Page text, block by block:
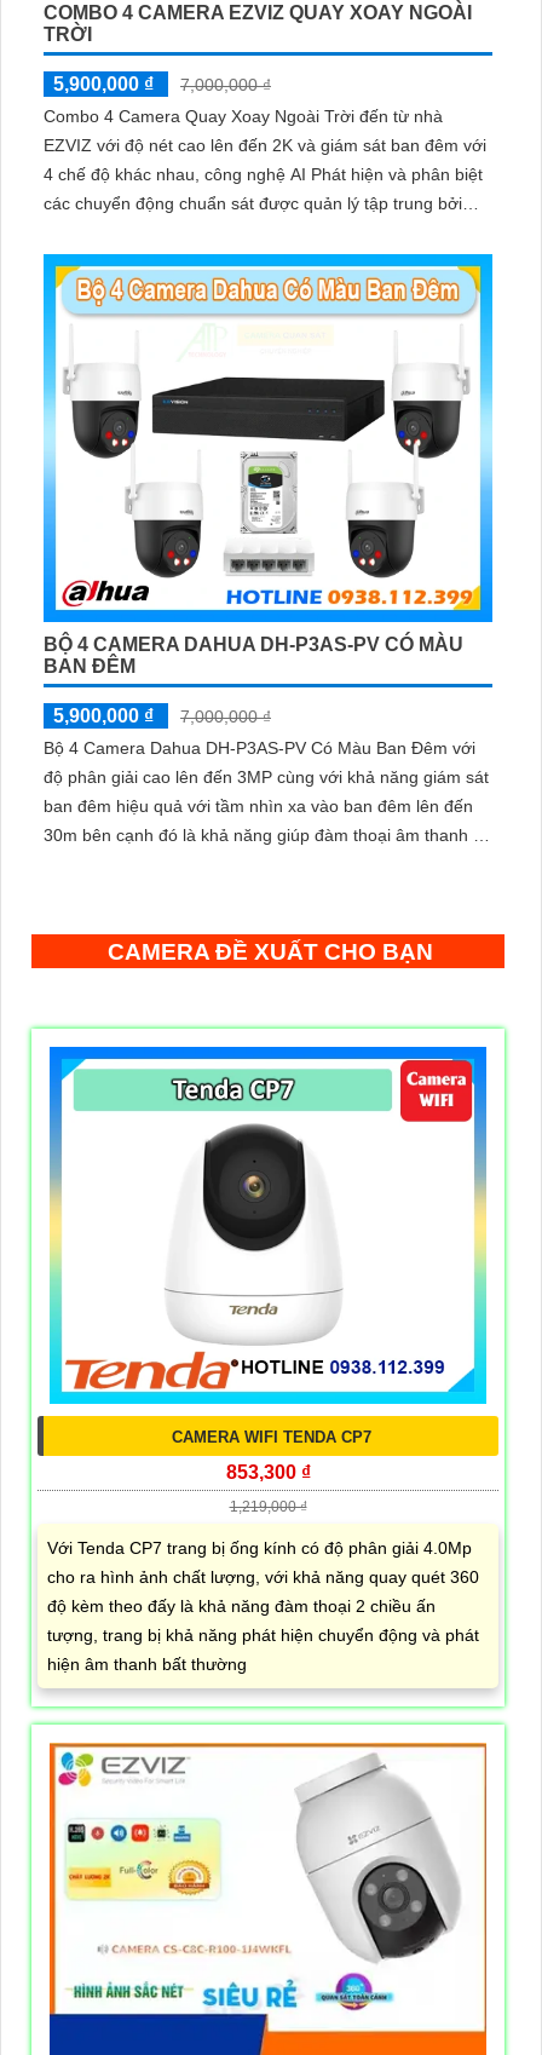
COMBO 4 CAMERA EZVIZ QUAY XOAY NGOÀI
TRỜI
5,900,000 ₫
7,000,000 ₫
Combo 4 Camera Quay Xoay Ngoài Trời đến từ nhà
EZVIZ với độ nét cao lên đến 2K và giám sát ban đêm với
4 chế độ khác nhau, công nghệ AI Phát hiện và phân biệt
các chuyển động chuẩn sát được quản lý tập trung bởi
BỘ 4 CAMERA DAHUA DH-P3AS-PV CÓ MÀU
BAN ĐÊM
5,900,000 ₫
7,000,000 ₫
Bộ 4 Camera Dahua DH-P3AS-PV Có Màu Ban Đêm với
độ phân giải cao lên đến 3MP cùng với khả năng giám sát
ban đêm hiệu quả với tầm nhìn xa vào ban đêm lên đến
30m bên cạnh đó là khả năng giúp đàm thoại âm thanh 2
CAMERA ĐỀ XUẤT CHO BẠN
CAMERA WIFI TENDA CP7
853,300 ₫
1,219,000 ₫
Với Tenda CP7 trang bị ống kính có độ phân giải 4.0Mp
cho ra hình ảnh chất lượng, với khả năng quay quét 360
độ kèm theo đấy là khả năng đàm thoại 2 chiều ấn
tượng, trang bị khả năng phát hiện chuyển động và phát
hiện âm thanh bất thường